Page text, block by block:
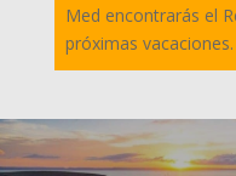
Med encontrarás el
próximas vacaciones.